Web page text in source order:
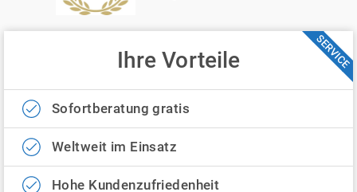
SERVICE
Ihre Vorteile
Sofortberatung gratis
Weltweit im Einsatz
Hohe Kundenzufriedenheit